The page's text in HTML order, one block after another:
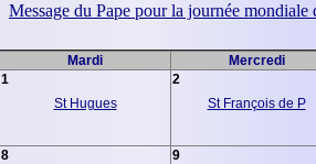
Message du Pape pour la journée
Mardi Mercredi
1
St Hugues
2
St François de P
8 9